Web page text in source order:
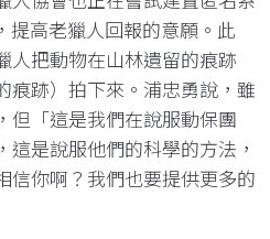
提高老獵人回報的意願。此
人把動物在山林遺留的痕跡
痕跡）拍下來。浦忠勇說，雖
但「這是我們在說服動保團
是說服他們的科學的方法，
信你啊？我們也要提供更多的